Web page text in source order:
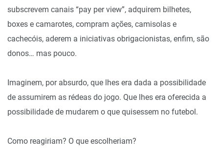
subscrevem canais “pay per view”, adquirem bilhetes,
boxes e camarotes, compram ações, camisolas e
cachecóis, aderem a iniciativas obrigacionistas, enfim, são
donos… mas pouco.
Imaginem, por absurdo, que lhes era dada a possibilidade
de assumirem as rédeas do jogo. Que lhes era oferecida a
possibilidade de mudarem o que quisessem no futebol.
Como reagiriam? O que escolheriam?